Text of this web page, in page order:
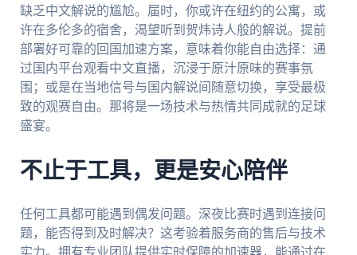
缺乏中文解说的尴尬。届时，你或许在纽约的公寓，或
许在多伦多的宿舍，渴望听到贺炜诗人般的解说。提前
部署好可靠的回国加速方案，意味着你能自由选择：通
过国内平台观看中文直播，沉浸于原汁原味的赛事氛
围；或是在当地信号与国内解说间随意切换，享受最极
致的观赛自由。那将是一场技术与热情共同成就的足球
盛宴。
不止于工具，更是安心陪伴
任何工具都可能遇到偶发问题。深夜比赛时遇到连接问
题，能否得到及时解决？这考验着服务商的售后与技术
实力。拥有专业团队提供实时保障的加速器，能通过在